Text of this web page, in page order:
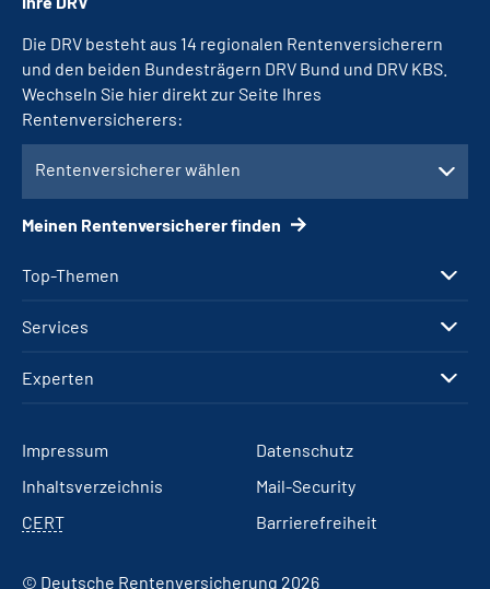
Top-Themen
Services
Experten
Die DRV besteht aus 14 regionalen Rentenversicherern
und den beiden Bundesträgern DRV Bund und DRV KBS.
Wechseln Sie hier direkt zur Seite Ihres
Rentenversicherers:
Rentenversicherer wählen
Meinen Rentenversicherer finden
Impressum
Datenschutz
Inhaltsverzeichnis
Mail-Security
CERT
Barrierefreiheit
© Deutsche Rentenversicherung 2026